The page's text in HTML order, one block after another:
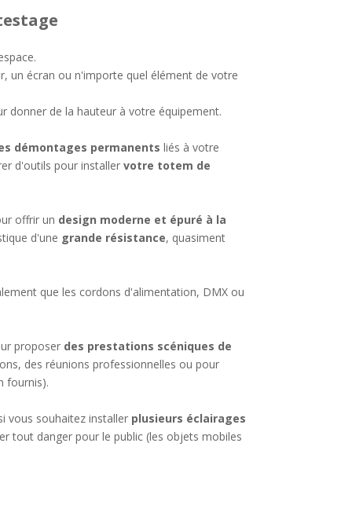
un écran ou n'importe quel élément de votre
donner de la hauteur à votre équipement.
démontages permanents liés à votre
d'outils pour installer votre totem de
offrir un design moderne et épuré à la
d'une grande résistance, quasiment
que les cordons d'alimentation, DMX ou
proposer des prestations scéniques de
des réunions professionnelles ou pour
fournis).
vous souhaitez installer plusieurs éclairages
tout danger pour le public (les objets mobiles